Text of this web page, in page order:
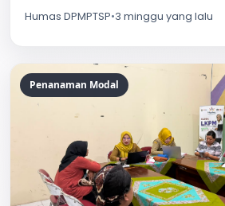
Humas DPMPTSP•3 minggu yang lalu
Penanaman Modal